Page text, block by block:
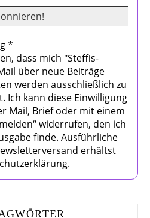
*
dass mich "Steffis-
über neue Beiträge
werden ausschließlich zu
Ich kann diese Einwilligung
Mail, Brief oder mit einem
widerrufen, den ich
finde. Ausführliche
erhältst